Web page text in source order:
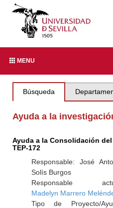
MENU
Búsqueda
Ayuda a la
Ayuda a la Consolidación
TEP-172
Responsable: José
Solís Burgos
Responsable
Madelyn Marrero
Tipo de Proyecto/